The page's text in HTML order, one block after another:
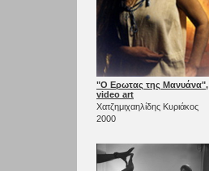
"Ο Ερωτας της Μανυάνα",
video art
Χατζημιχαηλίδης Κυριάκος
2000